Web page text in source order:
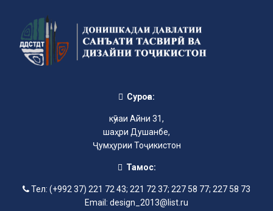
Суроға:
кӯчаи Айни 31,
шаҳри Душанбе,
Ҷумҳурии Тоҷикистон
Тамос:
Тел: (+992 37) 221 72 43; 221 72 37; 227 58 77; 227 58 73
Email: design_2013@list.ru